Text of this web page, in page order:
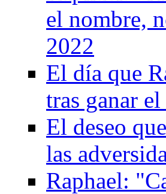
el nombre,
2022
El día que
tras ganar
El deseo
las
Raphael: